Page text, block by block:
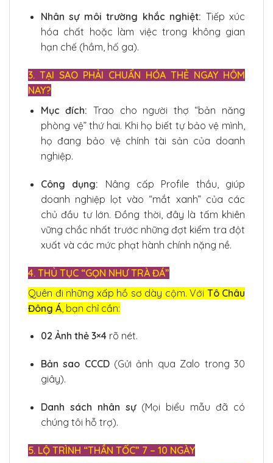
Nhân sự môi trường khắc nghiệt: Tiếp xúc
hóa chất hoặc làm việc trong không gian
hạn chế (hầm, hố ga).
3. TẠI SAO PHẢI CHUẨN HÓA THẺ NGAY HÔM
NAY?
Mục đích: Trao cho người thợ “bản năng
phòng vệ” thứ hai. Khi họ biết tự bảo vệ mình,
họ đang bảo vệ chính tài sản của doanh
nghiệp.
Công dụng: Nâng cấp Profile thầu, giúp
doanh nghiệp lọt vào “mắt xanh” của các
chủ đầu tư lớn. Đồng thời, đây là tấm khiên
vững chắc nhất trước những đợt kiểm tra đột
xuất và các mức phạt hành chính nặng nề.
4. THỦ TỤC “GỌN NHƯ TRÀ ĐÁ”
Quên đi những xấp hồ sơ dày cộm. Với Tô Châu
Đông Á , bạn chỉ cần:
02 Ảnh thẻ 3×4rõ nét.
Bản sao CCCD(Gửi ảnh qua Zalo trong 30
giây).
Danh sách nhân sự(Mọi biểu mẫu đã có
chúng tôi hỗ trợ).
5. LỘ TRÌNH “THẦN TỐC” 7 – 10 NGÀY